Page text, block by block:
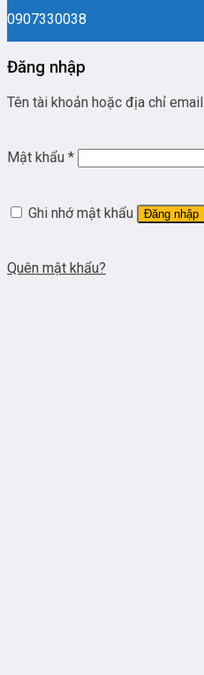
0907330038
Đăng nhập
Tên tài khoản hoặc địa chỉ email
Mật khẩu *
Ghi nhớ mật khẩu Đăng nhập
Quên mật khẩu?